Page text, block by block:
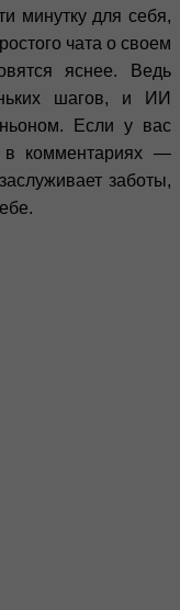
минутку для себя,
чата о своем
яснее. Ведь
шагов, и ИИ
Если у вас
в комментариях —
заботы,